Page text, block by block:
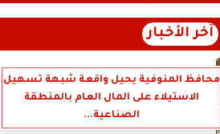
آخر الأخبار
محافظ المنوفية يحيل واقعة شبهة تسهيل
الاستيلاء على المال العام بالمنطقة
الصناعية...